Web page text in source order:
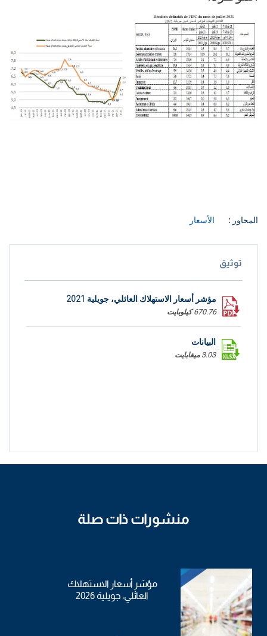
المحاور : الأسعار
توثيق
مؤشر أسعار الاستهلاك العائلي، جويلية 2021
670.76 كيلوبايت
البيانات
3.03 ميغابايت
منشورات ذات صلة
مؤشر أسعار الاستهلاك
العائلي، جويلية 2026